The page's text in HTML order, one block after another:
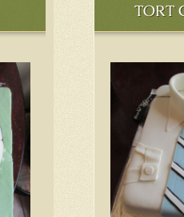
TORT